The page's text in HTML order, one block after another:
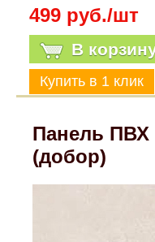
499 руб./шт
В
Панель ПВХ
(добор)